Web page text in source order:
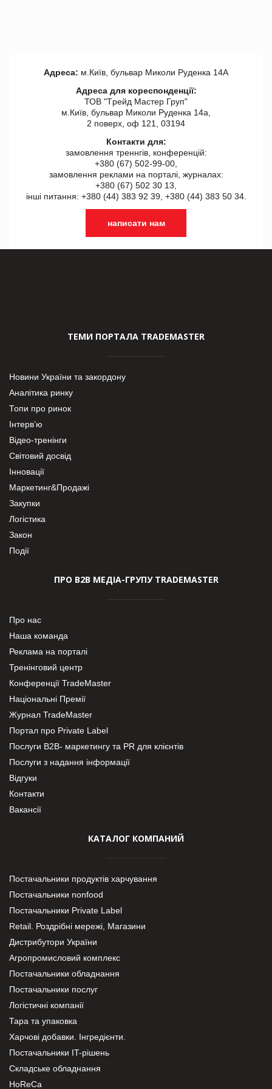
Адреса: м.Київ, бульвар Миколи Руденка 14А
Адреса для кореспонденції:
ТОВ "Tрейд Мастер Груп"
м.Київ, бульвар Миколи Руденка 14а,
2 поверх, оф 121, 03194
Контакти для:
замовлення треннгів, конференцій:
+380 (67) 502-99-00,
замовлення реклами на порталі, журналах:
+380 (67) 502 30 13,
інші питання: +380 (44) 383 92 39, +380 (44) 383 50 34.
написати нам
ТЕМИ ПОРТАЛА TRADEMASTER
Новини України та закордону
Аналітика ринку
Топи про ринок
Інтерв’ю
Відео-тренінги
Світовий досвід
Інновації
Маркетинг&Продажі
Закупки
Логістика
Закон
Події
ПРО В2В МЕДІА-ГРУПУ TRADEMASTER
Про нас
Наша команда
Реклама на порталі
Тренінговий центр
Конференції TradeMaster
Національні Премії
Журнал TradeMaster
Портал про Private Label
Послуги В2В- маркетингу та PR для клієнтів
Послуги з надання інформації
Відгуки
Контакти
Вакансії
КАТАЛОГ КОМПАНИЙ
Постачальники продуктів харчування
Постачальники nonfood
Постачальники Private Label
Retail. Роздрібні мережі, Магазини
Дистрибутори України
Агропромисловий комплекс
Постачальники обладнання
Постачальники послуг
Логістичні компанії
Тара та упаковка
Харчові добавки. Інгредієнти.
Постачальники IT-рішень
Складське обладнання
HoReCa